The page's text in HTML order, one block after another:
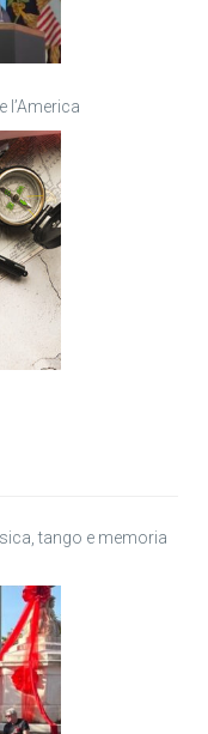
l’America
tango e memoria